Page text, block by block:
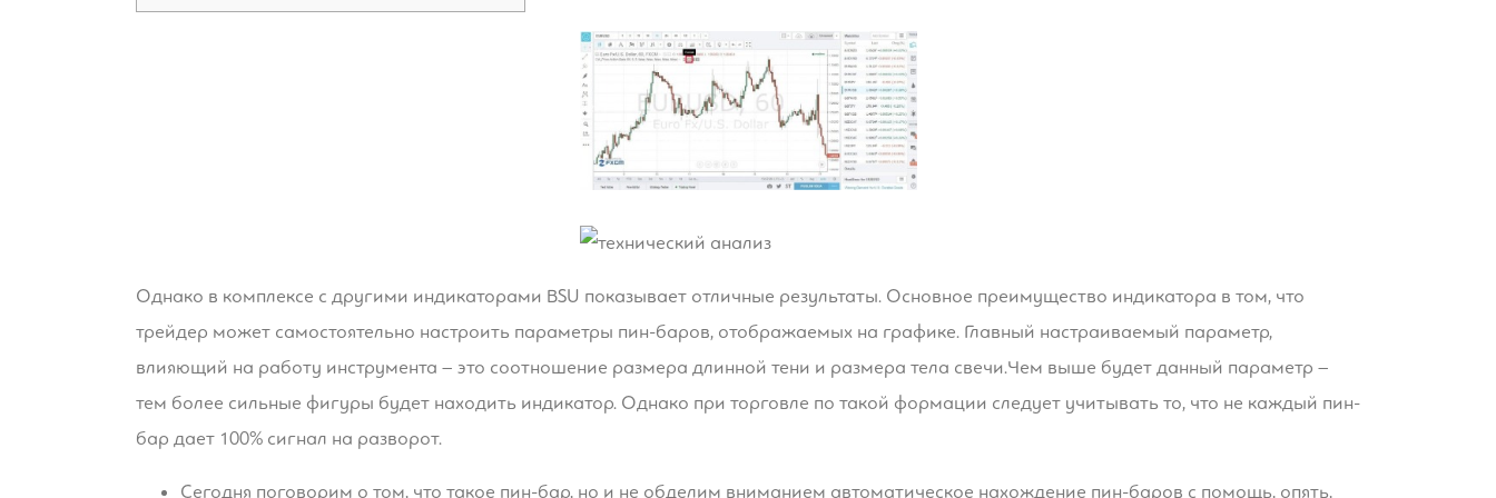
Однако в комплексе с другими индикаторами BSU показывает отличные результаты. Основное преимущество индикатора в том, что
трейдер может самостоятельно настроить параметры пин-баров, отображаемых на графике. Главный настраиваемый параметр,
влияющий на работу инструмента – это соотношение размера длинной тени и размера тела свечи. Чем выше будет данный параметр –
тем более сильные фигуры будет находить индикатор. Однако при торговле по такой формации следует учитывать то, что не каждый пин-
бар дает 100% сигнал на разворот.
Сегодня поговорим о том, что такое пин-бар, но и не обделим вниманием автоматическое нахождение пин-баров с помощь, опять,